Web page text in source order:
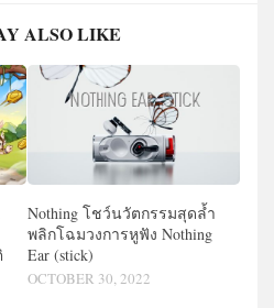
ALSO LIKE
Nothing โชว์นวัตกรรมสุดล้ำ
พลิกโฉมวงการหูฟัง Nothing
Ear (stick)
OCTOBER 30, 2022